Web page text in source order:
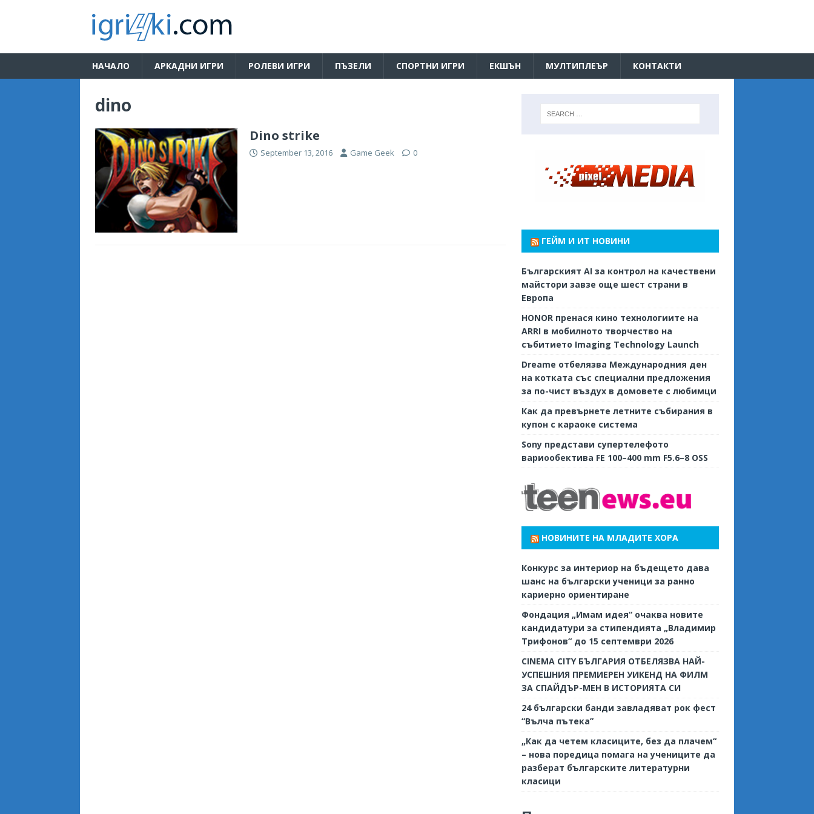
НАЧАЛО АРКАДНИ ИГРИ РОЛЕВИ ИГРИ ПЪЗЕЛИ СПОРТНИ ИГРИ ЕКШЪН МУЛТИПЛЕЪР КОНТАКТИ
dino
Dino strike
September 13, 2016 Game Geek 0
ГЕЙМ И ИТ НОВИНИ
Българският AI за контрол на качествени
майстори завзе още шест страни в
Европа
HONOR пренася кино технологиите на
ARRI в мобилното творчество на
събитието Imaging Technology Launch
Dreame отбелязва Международния ден
на котката със специални предложения
за по-чист въздух в домовете с любимци
Как да превърнете летните събирания в
купон с караоке система
Sony представи супертелефото
вариообектива FE 100–400 mm F5.6–8 OSS
НОВИНИТЕ НА МЛАДИТЕ ХОРА
Конкурс за интериор на бъдещето дава
шанс на български ученици за ранно
кариерно ориентиране
Фондация „Имам идея“ очаква новите
кандидатури за стипендията „Владимир
Трифонов“ до 15 септември 2026
CINEMA CITY БЪЛГАРИЯ ОТБЕЛЯЗВА НАЙ-
УСПЕШНИЯ ПРЕМИЕРЕН УИКЕНД НА ФИЛМ
ЗА СПАЙДЪР-МЕН В ИСТОРИЯТА СИ
24 български банди завладяват рок фест
“Вълча пътека”
„Как да четем класиците, без да плачем“
– нова поредица помага на учениците да
разберат българските литературни
класици